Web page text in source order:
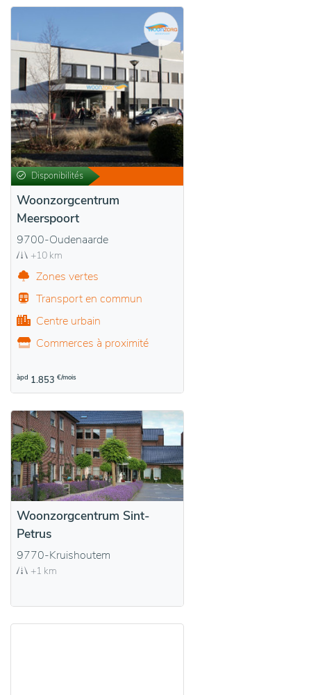
Disponibilités
Woonzorgcentrum
Meerspoort
9700-Oudenaarde
+10 km
Zones vertes
Transport en commun
Centre urbain
Commerces à proximité
àpd 1.853 €/mois
Woonzorgcentrum Sint-
Petrus
9770-Kruishoutem
+1 km